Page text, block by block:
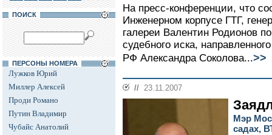
ПОИСК
ПЕРСОНЫ НОМЕРА
Лужков Юрий
Миллер Алексей
Проди Романо
Путин Владимир
Чубайс Анатолий
На пресс-конференции, что
Инженерном корпусе ГТГ,
галереи Валентин Родионов
судебного иска,
РФ Александра Соколова...>>
// 23.11.2007
Мэр
садах,